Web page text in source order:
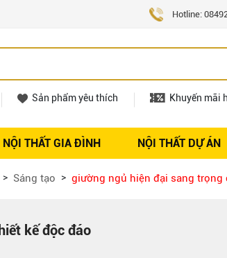
Hotline:
Sản phẩm yêu thích Khuyến mãi
NỘI THẤT GIA ĐÌNH NỘI THẤT DỰ ÁN
Sáng tạo giường ngủ hiện đại sang trọng
kế độc đáo